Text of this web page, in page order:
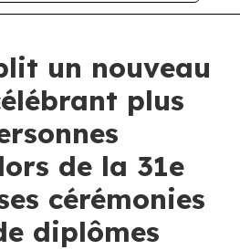
un nouveau
plus
de la 31e
cérémonies
diplômes